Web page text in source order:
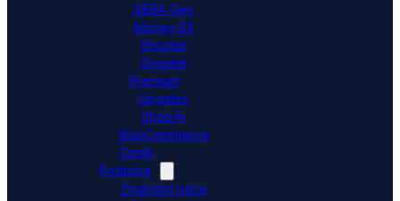
ABRA Gen
Money S3
Shoptet
Shoptet
Premium
Upgates
Shopify
WooCommerce
Ceník
Podpora
Znalostní báze